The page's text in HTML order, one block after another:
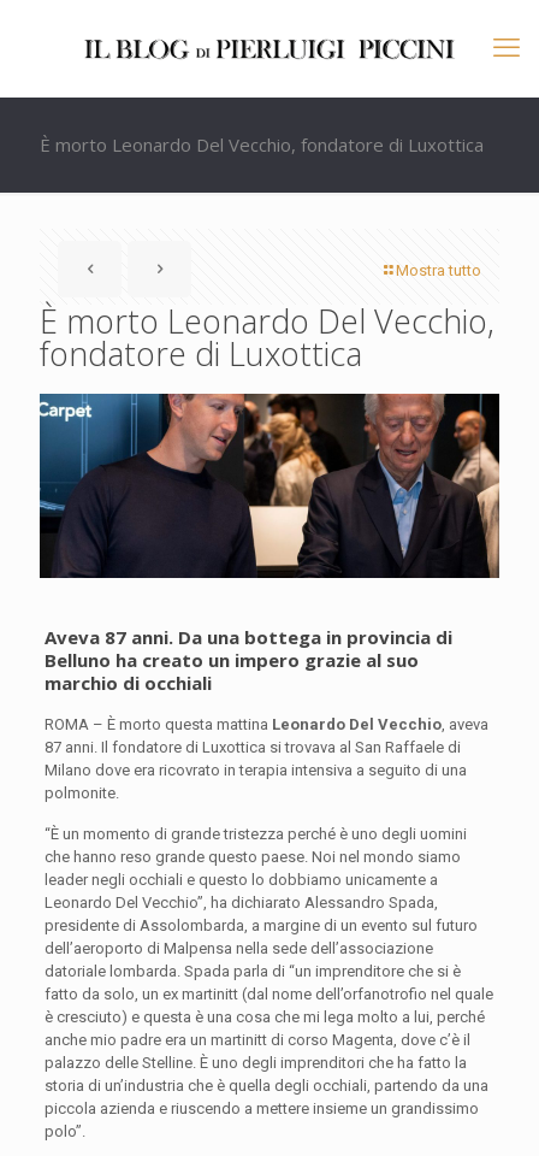
È morto Leonardo Del Vecchio, fondatore di Luxottica
Mostra tutto
È morto Leonardo Del Vecchio,
fondatore di Luxottica
Aveva 87 anni. Da una bottega in provincia di
Belluno ha creato un impero grazie al suo
marchio di occhiali
ROMA – È morto questa mattina Leonardo Del Vecchio, aveva
87 anni. Il fondatore di Luxottica si trovava al San Raffaele di
Milano dove era ricovrato in terapia intensiva a seguito di una
polmonite.
“È un momento di grande tristezza perché è uno degli uomini
che hanno reso grande questo paese. Noi nel mondo siamo
leader negli occhiali e questo lo dobbiamo unicamente a
Leonardo Del Vecchio”, ha dichiarato Alessandro Spada,
presidente di Assolombarda, a margine di un evento sul futuro
dell’aeroporto di Malpensa nella sede dell’associazione
datoriale lombarda. Spada parla di “un imprenditore che si è
fatto da solo, un ex martinitt (dal nome dell’orfanotrofio nel quale
è cresciuto) e questa è una cosa che mi lega molto a lui, perché
anche mio padre era un martinitt di corso Magenta, dove c’è il
palazzo delle Stelline. È uno degli imprenditori che ha fatto la
storia di un’industria che è quella degli occhiali, partendo da una
piccola azienda e riuscendo a mettere insieme un grandissimo
polo”.